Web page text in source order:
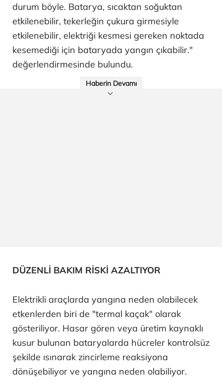
durum böyle. Batarya, sıcaktan soğuktan
etkilenebilir, tekerleğin çukura girmesiyle
etkilenebilir, elektriği kesmesi gereken noktada
kesemediği için bataryada yangın çıkabilir."
değerlendirmesinde bulundu.
Haberin Devamı
DÜZENLİ BAKIM RİSKİ AZALTIYOR
Elektrikli araçlarda yangına neden olabilecek
etkenlerden biri de "termal kaçak" olarak
gösteriliyor. Hasar gören veya üretim kaynaklı
kusur bulunan bataryalarda hücreler kontrolsüz
şekilde ısınarak zincirleme reaksiyona
dönüşebiliyor ve yangına neden olabiliyor.